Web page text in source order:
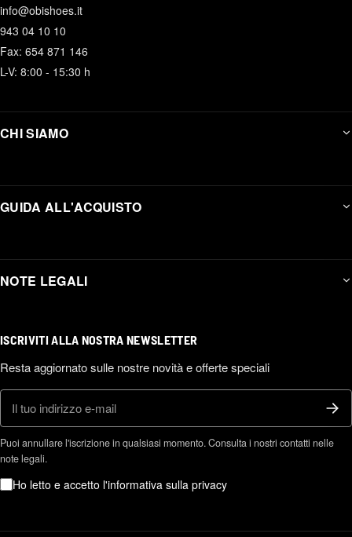
info@obishoes.it
943 04 10 10
Fax: 654 871 146
L-V: 8:00 - 15:30 h
CHI SIAMO
GUIDA ALL'ACQUISTO
NOTE LEGALI
ISCRIVITI ALLA NOSTRA NEWSLETTER
Resta aggiornato sulle nostre novità e offerte speciali
Puoi annullare l'iscrizione in qualsiasi momento. Consulta i nostri contatti nelle
note legali.
Ho letto e accetto l'informativa sulla privacy